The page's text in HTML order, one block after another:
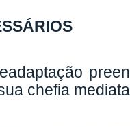
chefia